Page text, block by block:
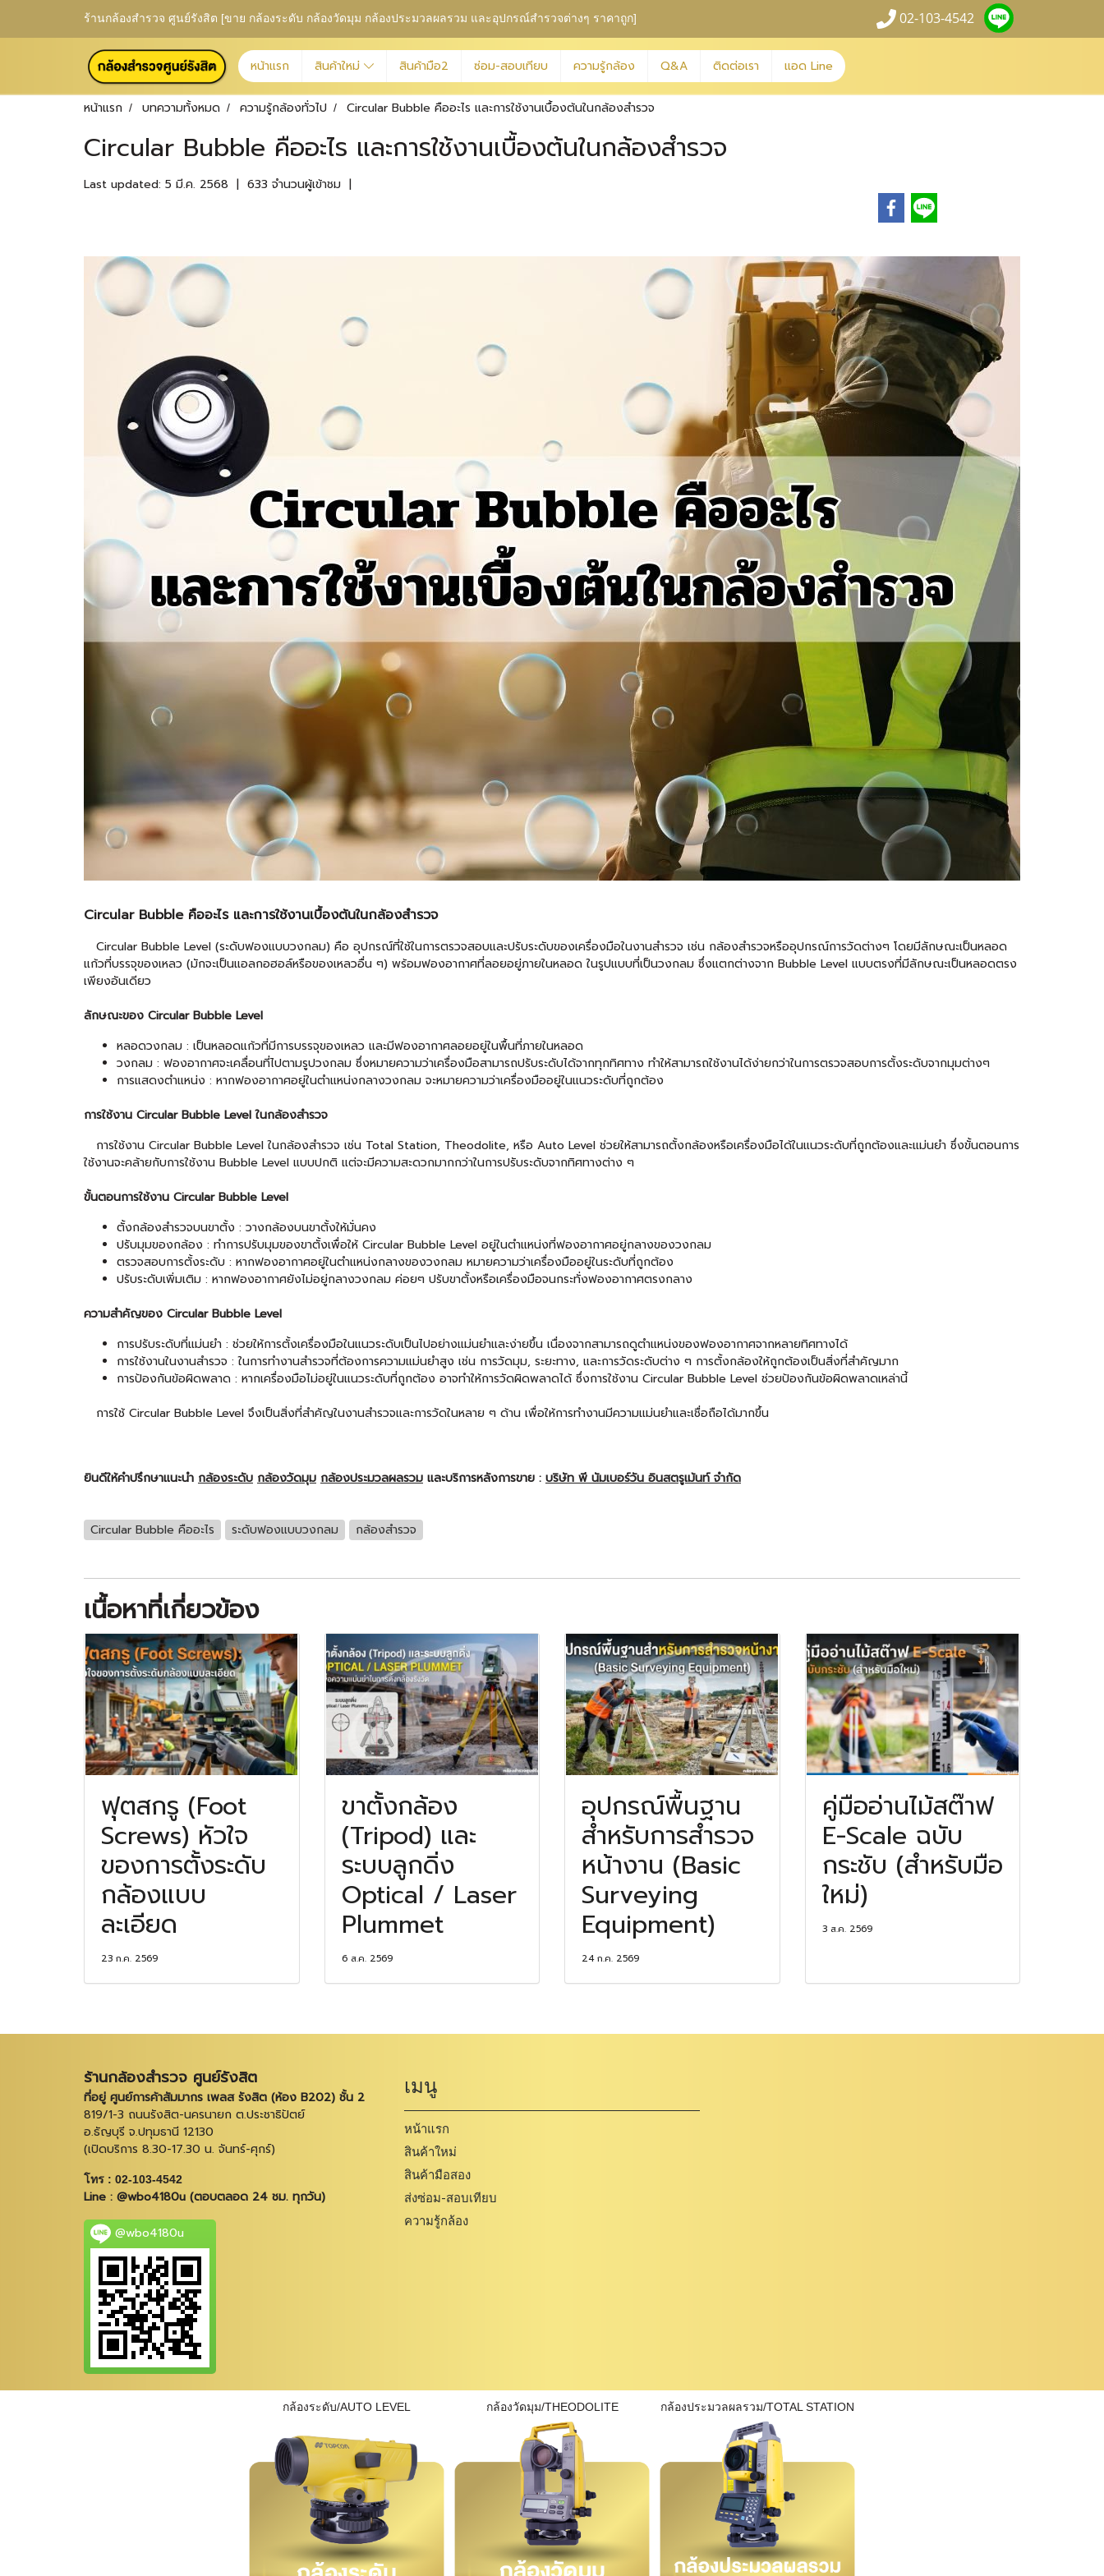
ร้านกล้องสำรวจ ศูนย์รังสิต [ขาย กล้องระดับ กล้องวัดมุม กล้องประมวลผลรวม และอุปกรณ์สำรวจต่างๆ ราคาถูก] 02-103-4542
หน้าแรก สินค้าใหม่ สินค้ามือ2 ซ่อม-สอบเทียบ ความรู้กล้อง Q&A ติดต่อเรา แอด Line
หน้าแรก บทความทั้งหมด ความรู้กล้องทั่วไป Circular Bubble คืออะไร และการใช้งานเบื้องต้นในกล้องสำรวจ
Circular Bubble คืออะไร และการใช้งานเบื้องต้นในกล้องสำรวจ
Last updated: 5 มี.ค. 2568 | 633 จำนวนผู้เข้าชม |
Circular Bubble คืออะไร และการใช้งานเบื้องต้นในกล้องสำรวจ
Circular Bubble Level (ระดับฟองแบบวงกลม) คือ อุปกรณ์ที่ใช้ในการตรวจสอบและปรับระดับของเครื่องมือในงานสำรวจ เช่น กล้องสำรวจหรืออุปกรณ์การวัดต่างๆ โดยมีลักษณะเป็นหลอด
แก้วที่บรรจุของเหลว (มักจะเป็นแอลกอฮอล์หรือของเหลวอื่น ๆ) พร้อมฟองอากาศที่ลอยอยู่ภายในหลอด ในรูปแบบที่เป็นวงกลม ซึ่งแตกต่างจาก Bubble Level แบบตรงที่มีลักษณะเป็นหลอดตรง
เพียงอันเดียว
ลักษณะของ Circular Bubble Level
หลอดวงกลม : เป็นหลอดแก้วที่มีการบรรจุของเหลว และมีฟองอากาศลอยอยู่ในพื้นที่ภายในหลอด
วงกลม : ฟองอากาศจะเคลื่อนที่ไปตามรูปวงกลม ซึ่งหมายความว่าเครื่องมือสามารถปรับระดับได้จากทุกทิศทาง ทำให้สามารถใช้งานได้ง่ายกว่าในการตรวจสอบการตั้งระดับจากมุมต่างๆ
การแสดงตำแหน่ง : หากฟองอากาศอยู่ในตำแหน่งกลางวงกลม จะหมายความว่าเครื่องมืออยู่ในแนวระดับที่ถูกต้อง
การใช้งาน Circular Bubble Level ในกล้องสำรวจ
การใช้งาน Circular Bubble Level ในกล้องสำรวจ เช่น Total Station, Theodolite, หรือ Auto Level ช่วยให้สามารถตั้งกล้องหรือเครื่องมือได้ในแนวระดับที่ถูกต้องและแม่นยำ ซึ่งขั้นตอนการ
ใช้งานจะคล้ายกับการใช้งาน Bubble Level แบบปกติ แต่จะมีความสะดวกมากกว่าในการปรับระดับจากทิศทางต่าง ๆ
ขั้นตอนการใช้งาน Circular Bubble Level
ตั้งกล้องสำรวจบนขาตั้ง : วางกล้องบนขาตั้งให้มั่นคง
ปรับมุมของกล้อง : ทำการปรับมุมของขาตั้งเพื่อให้ Circular Bubble Level อยู่ในตำแหน่งที่ฟองอากาศอยู่กลางของวงกลม
ตรวจสอบการตั้งระดับ : หากฟองอากาศอยู่ในตำแหน่งกลางของวงกลม หมายความว่าเครื่องมืออยู่ในระดับที่ถูกต้อง
ปรับระดับเพิ่มเติม : หากฟองอากาศยังไม่อยู่กลางวงกลม ค่อยๆ ปรับขาตั้งหรือเครื่องมือจนกระทั่งฟองอากาศตรงกลาง
ความสำคัญของ Circular Bubble Level
การปรับระดับที่แม่นยำ : ช่วยให้การตั้งเครื่องมือในแนวระดับเป็นไปอย่างแม่นยำและง่ายขึ้น เนื่องจากสามารถดูตำแหน่งของฟองอากาศจากหลายทิศทางได้
การใช้งานในงานสำรวจ : ในการทำงานสำรวจที่ต้องการความแม่นยำสูง เช่น การวัดมุม, ระยะทาง, และการวัดระดับต่าง ๆ การตั้งกล้องให้ถูกต้องเป็นสิ่งที่สำคัญมาก
การป้องกันข้อผิดพลาด : หากเครื่องมือไม่อยู่ในแนวระดับที่ถูกต้อง อาจทำให้การวัดผิดพลาดได้ ซึ่งการใช้งาน Circular Bubble Level ช่วยป้องกันข้อผิดพลาดเหล่านี้
การใช้ Circular Bubble Level จึงเป็นสิ่งที่สำคัญในงานสำรวจและการวัดในหลาย ๆ ด้าน เพื่อให้การทำงานมีความแม่นยำและเชื่อถือได้มากขึ้น
ยินดีให้คำปรึกษาแนะนำ กล้องระดับ กล้องวัดมุม กล้องประมวลผลรวม และบริการหลังการขาย : บริษัท พี นัมเบอร์วัน อินสตรูเม้นท์ จำกัด
Circular Bubble คืออะไร ระดับฟองแบบวงกลม กล้องสำรวจ
เนื้อหาที่เกี่ยวข้อง
ฟุตสกรู (Foot
Screws) หัวใจ
ของการตั้งระดับ
กล้องแบบ
ละเอียด
23 ก.ค. 2569
ขาตั้งกล้อง
(Tripod) และ
ระบบลูกดิ่ง
Optical / Laser
Plummet
6 ส.ค. 2569
อุปกรณ์พื้นฐาน
สำหรับการสำรวจ
หน้างาน (Basic
Surveying
Equipment)
24 ก.ค. 2569
คู่มืออ่านไม้สต๊าฟ
E-Scale ฉบับ
กระชับ (สำหรับมือ
ใหม่)
3 ส.ค. 2569
ร้านกล้องสำรวจ ศูนย์รังสิต
ที่อยู่ ศูนย์การค้าสัมมากร เพลส รังสิต (ห้อง B202) ชั้น 2
819/1-3 ถนนรังสิต-นครนายก ต.ประชาธิปัตย์
อ.ธัญบุรี จ.ปทุมธานี 12130
(เปิดบริการ 8.30-17.30 น. จันทร์-ศุกร์)
โทร : 02-103-4542
Line : @wbo4180u (ตอบตลอด 24 ชม. ทุกวัน)
@wbo4180u
เมนู
หน้าแรก
สินค้าใหม่
สินค้ามือสอง
ส่งซ่อม-สอบเทียบ
ความรู้กล้อง
กล้องระดับ/AUTO LEVEL กล้องวัดมุม/THEODOLITE กล้องประมวลผลรวม/TOTAL STATION